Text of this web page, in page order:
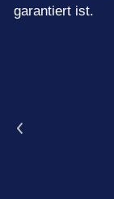
garantiert ist.
Vorheriger Artikel